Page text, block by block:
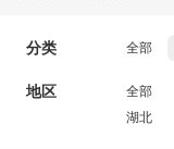
分类 全部
地区 全部
湖北